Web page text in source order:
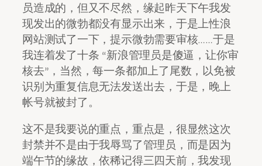
员造成的，但又不尽然，缘起昨天下午我发
现发出的微勃都没有显示出来，于是上性浪
网站测试了一下，提示微勃需要审核……于是
我连着发了十条 “新浪管理员是傻逼，让你审
核去”，当然，每一条都加上了尾数，以免被
识别为重复信息无法发送出去，于是，晚上
帐号就被封了。
这不是我要说的重点，重点是，很显然这次
封禁并不是由于我辱骂了管理员，而是因为
端午节的缘故，依稀记得三四天前，我发现